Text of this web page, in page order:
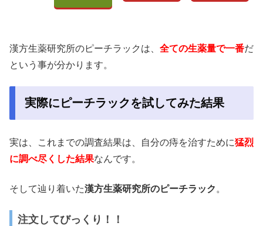
漢方生薬研究所のピーチラックは、 全ての生薬量で一番だ
という事が分かります。
実際にピーチラックを試してみた結果
実は、これまでの調査結果は、自分の痔を治すために猛烈
に調べ尽くした結果なんです。
そして辿り着いた漢方生薬研究所のピーチラック 。
注文してびっくり！！